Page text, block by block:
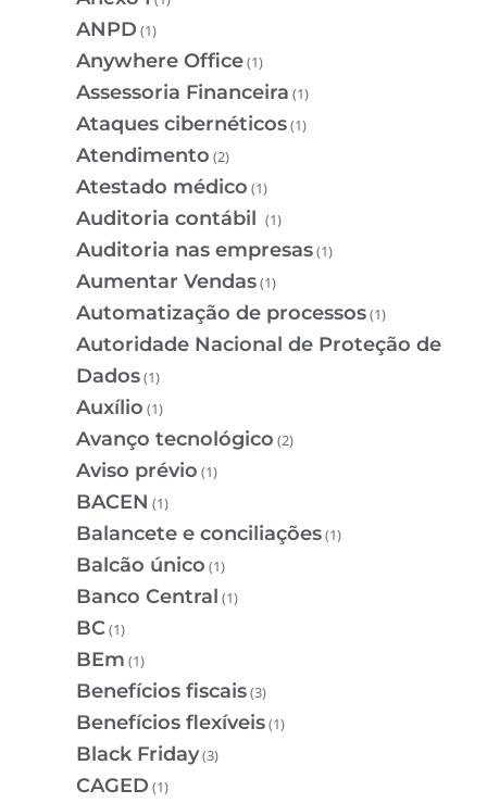
ANPD (1)
Anywhere Office(1)
Assessoria Financeira (1)
Ataques cibernéticos(1)
Atendimento (2)
Atestado médico (1)
Auditoria contábil (1)
Auditoria nas empresas(1)
Aumentar Vendas(1)
Automatização de processos(1)
Autoridade Nacional de Proteção de
Dados(1)
Auxílio (1)
Avanço tecnológico (2)
Aviso prévio (1)
BACEN (1)
Balancete e conciliações(1)
Balcão único (1)
Banco Central (1)
BC(1)
BEm (1)
Benefícios fiscais(3)
Benefícios flexíveis(1)
Black Friday(3)
CAGED (1)